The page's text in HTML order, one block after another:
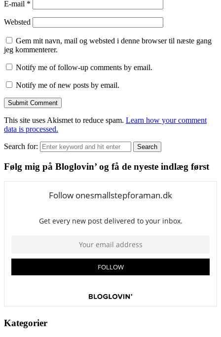
E-mail *
Websted
Gem mit navn, mail og websted i denne browser til næste gang
jeg kommenterer.
Notify me of follow-up comments by email.
Notify me of new posts by email.
This site uses Akismet to reduce spam. Learn how your comment
data is processed.
Search for: Search
Følg mig på Bloglovin’ og få de nyeste indlæg først
Kategorier